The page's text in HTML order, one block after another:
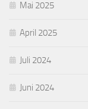
Mai 2025
April 2025
Juli 2024
Juni 2024